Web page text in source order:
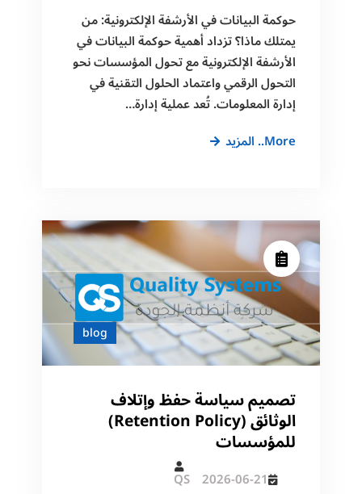
حوكمة البيانات في الأرشفة الإلكترونية: من
يمتلك ماذا؟ تزداد أهمية حوكمة البيانات في
الأرشفة الإلكترونية مع تحول المؤسسات نحو
التحول الرقمي واعتماد الحلول التقنية في
إدارة المعلومات. تُعد عملية إدارة…
More.. المزيد
حوكمة
الإلكترونية:
من
يمتلك
ماذا؟
blog
تصميم سياسة حفظ وإتلاف
الوثائق (Retention Policy)
للمؤسسات
2026-06-21
QS